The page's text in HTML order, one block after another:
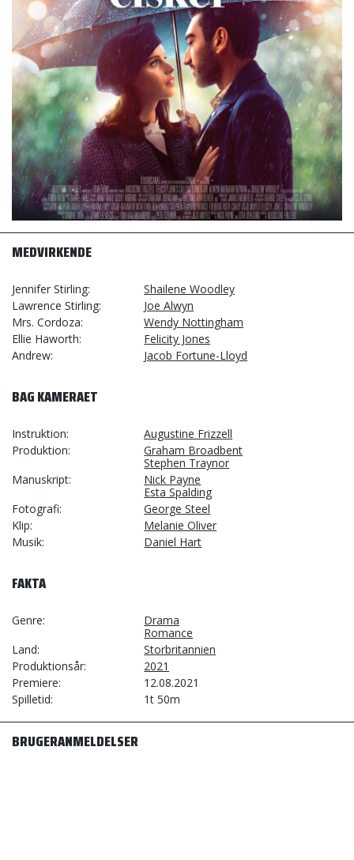
MEDVIRKENDE
Jennifer Stirling
Shailene Woodley
Lawrence Stirling
Joe Alwyn
Mrs. Cordoza
Wendy Nottingham
Ellie Haworth
Felicity Jones
Andrew
Jacob Fortune-Lloyd
BAG KAMERAET
Instruktion
Augustine Frizzell
Produktion
Graham Broadbent
Stephen Traynor
Manuskript
Nick Payne
Esta Spalding
Fotografi
George Steel
Klip
Melanie Oliver
Musik
Daniel Hart
FAKTA
Genre
Drama
Romance
Land
Storbritannien
Produktionsår
2021
Premiere
12.08.2021
Spilletid
1t 50m
BRUGERANMELDELSER